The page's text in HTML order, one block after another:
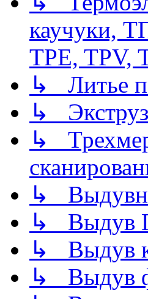
каучуки,
TPE, TPV,
↳ Литье
↳
↳
↳
↳ Выдув
↳ Выдув
↳ Выдув